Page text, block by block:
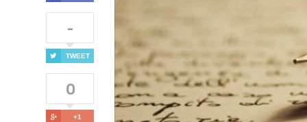
-
 TWEET
0
 +1